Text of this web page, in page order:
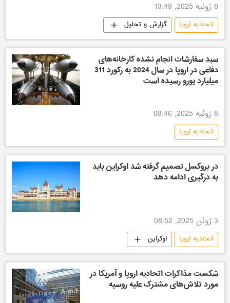
8 ژوئیه 2025, 13:49
اتحادیه اروپا گزارش و تحلیل
سبد سفارشات انجام نشده کارخانه‌های
دفاعی در اروپا در سال 2024 به رکورد 311
میلیارد یورو رسیده است
8 ژوئیه 2025, 08:46
اتحادیه اروپا
در بروکسل تصمیم گرفته شد اوکراین باید
به درگیری ادامه دهد
3 ژوئن 2025, 08:52
اتحادیه اروپا اوکراین
شکست مذاکرات اتحادیه اروپا و آمریکا در
مورد تلاش‌های مشترک علیه روسیه